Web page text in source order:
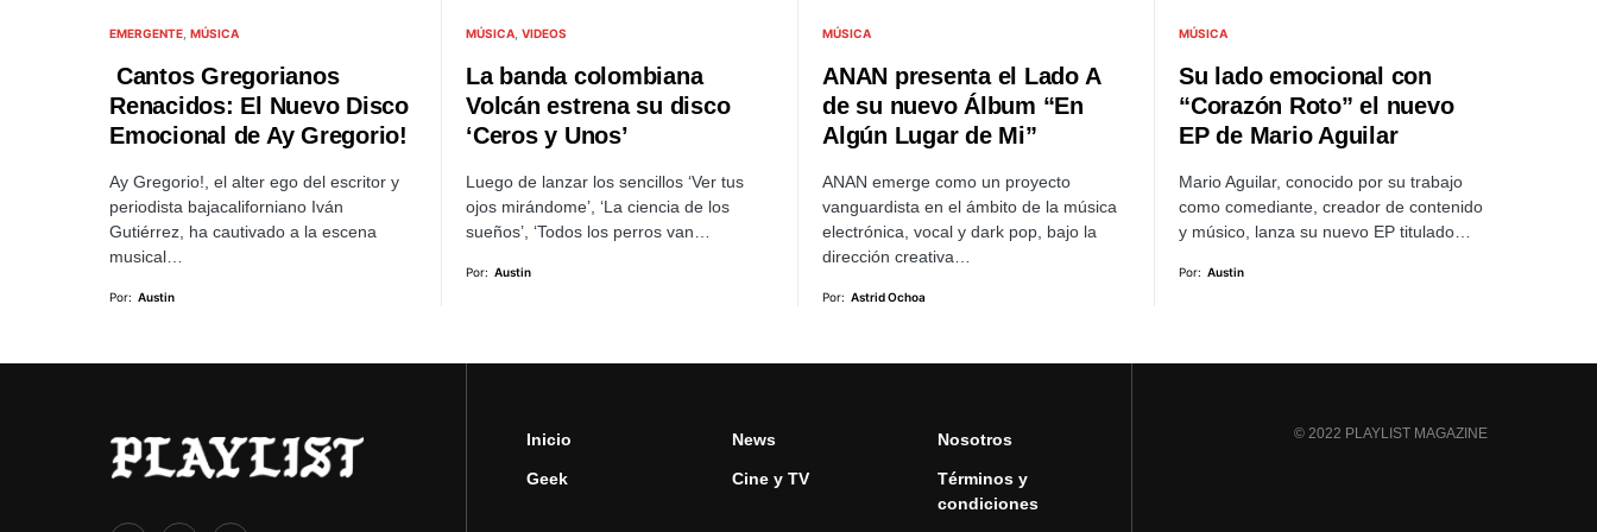
EMERGENTE MÚSICA
Cantos Gregorianos
Renacidos: El Nuevo Disco
Emocional de Ay Gregorio!
Ay Gregorio!, el alter ego del escritor y
periodista bajacaliforniano Iván
Gutiérrez, ha cautivado a la escena
musical…
Por: Austin
MÚSICA VIDEOS
La banda colombiana
Volcán estrena su disco
‘Ceros y Unos’
Luego de lanzar los sencillos ‘Ver tus
ojos mirándome’, ‘La ciencia de los
sueños’, ‘Todos los perros van…
Por: Austin
MÚSICA
ANAN presenta el Lado A
de su nuevo Álbum “En
Algún Lugar de Mi”
ANAN emerge como un proyecto
vanguardista en el ámbito de la música
electrónica, vocal y dark pop, bajo la
dirección creativa…
Por: Astrid Ochoa
MÚSICA
Su lado emocional con
“Corazón Roto” el nuevo
EP de Mario Aguilar
Mario Aguilar, conocido por su trabajo
como comediante, creador de contenido
y músico, lanza su nuevo EP titulado…
Por: Austin
Inicio News Nosotros
Geek Cine y TV
Términos y
condiciones
© 2022 PLAYLIST MAGAZINE